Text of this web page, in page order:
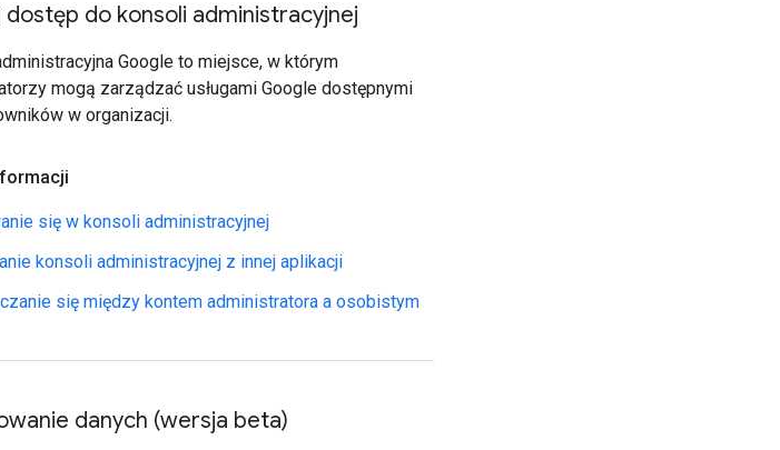
dostęp do konsoli administracyjnej
Google to miejsce, w którym
mogą zarządzać usługami Google dostępnymi
w organizacji.
się w konsoli administracyjnej
konsoli administracyjnej z innej aplikacji
się między kontem administratora a osobistym
danych (wersja beta)